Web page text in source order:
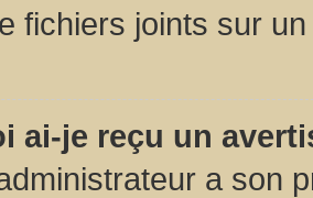
fichiers joints sur
ai-je reçu un
a son